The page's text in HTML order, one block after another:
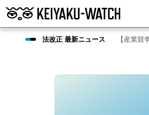
法改正 最新ニュース 【産業